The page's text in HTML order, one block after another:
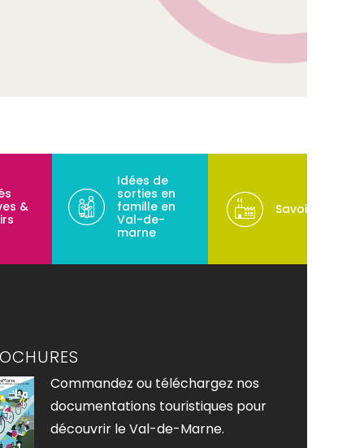
&
Idées de
sorties en
famille en
Val-de-
marne
Savoir-faire
Commandez ou téléchargez nos
documentations touristiques pour
découvrir le Val-de-Marne.